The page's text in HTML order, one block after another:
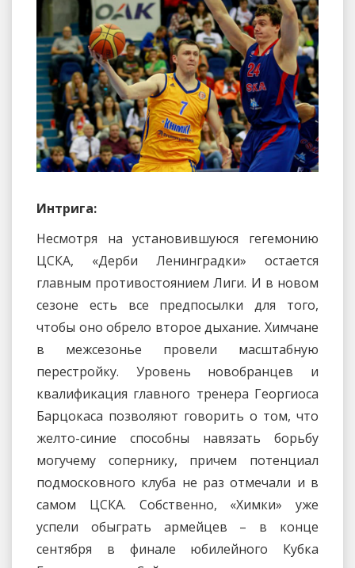
Интрига:
Несмотря на установившуюся гегемонию
ЦСКА, «Дерби Ленинградки» остается
главным противостоянием Лиги. И в новом
сезоне есть все предпосылки для того,
чтобы оно обрело второе дыхание. Химчане
в межсезонье провели масштабную
перестройку. Уровень новобранцев и
квалификация главного тренера Георгиоса
Барцокаса позволяют говорить о том, что
желто-синие способны навязать борьбу
могучему сопернику, причем потенциал
подмосковного клуба не раз отмечали и в
самом ЦСКА. Собственно, «Химки» уже
успели обыграть армейцев – в конце
сентября в финале юбилейного Кубка